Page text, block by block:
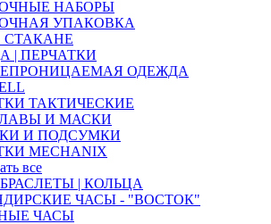
НАБОРЫ
УПАКОВКА
СТАКАНЕ
| ПЕРЧАТКИ
ОДЕЖДА
ТАКТИЧЕСКИЕ
И МАСКИ
И ПОДСУМКИ
MECHANIX
все
| КОЛЬЦА
ЧАСЫ - "ВОСТОК"
ЧАСЫ